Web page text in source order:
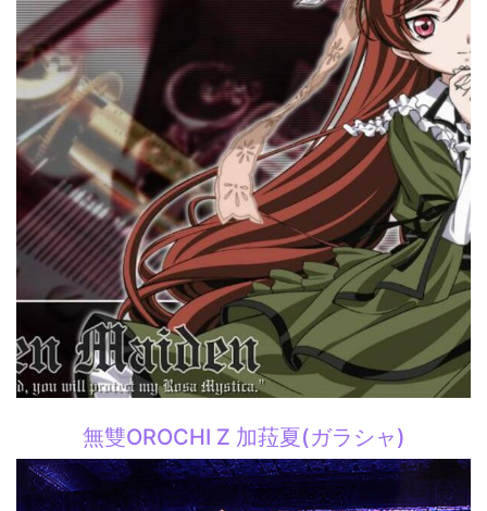
無雙OROCHI Z 加菈夏(ガラシャ)